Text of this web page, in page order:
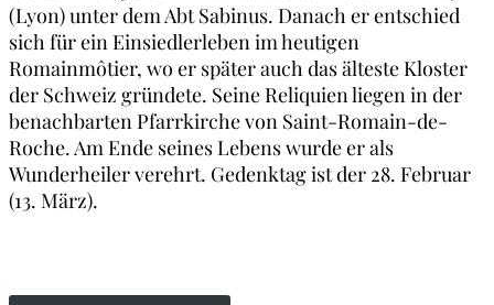
(Lyon) unter dem Abt Sabinus. Danach er entschied
sich für ein Einsiedlerleben im heutigen
Romainmôtier, wo er später auch das älteste Kloster
der Schweiz gründete. Seine Reliquien liegen in der
benachbarten Pfarrkirche von Saint-Romain-de-
Roche. Am Ende seines Lebens wurde er als
Wunderheiler verehrt. Gedenktag ist der 28. Februar
(13. März).